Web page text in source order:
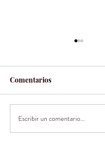
Buscando nuevas
experiencias: vinos
Comentarios
Escribir un comentario...